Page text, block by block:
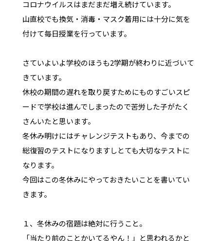
コロナウイルスはまだまだ増え続けています。
山直校でも換気・消毒・マスク着用には十分に気を
付けて毎日授業を行っています。
さていよいよ学校のほうも2学期が終わりに近づいて
きています。
休校の期間の遅れを取り戻すためにものすごいスピ
ードで学校は進んでしまったので苦労した子がたく
さんいたと思います。
冬休み明けにはチャレンジテストもあり、今までの
総復習のテストになりますしとても大切なテストに
なります。
今回はこの冬休みにやっておきたいことを書いてい
きます。
１、冬休みの宿題は絶対に行うこと。
「当たり前のことかいてるやん！」と思われるかと